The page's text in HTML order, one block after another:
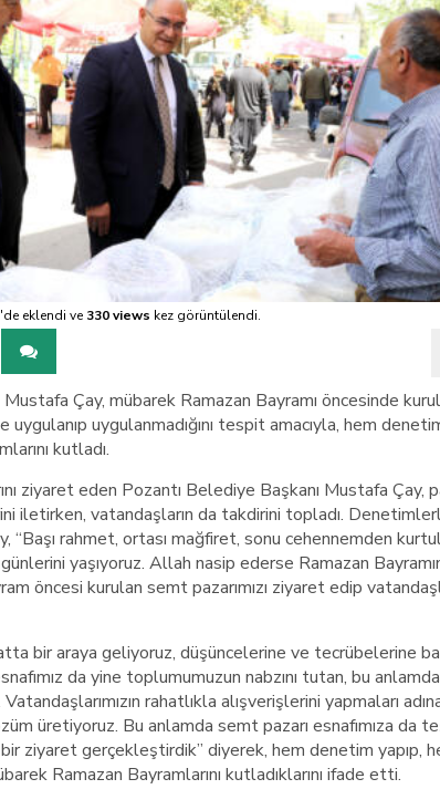
SEYHAN İLÇEMİZ BARBAROS MAHALLESİ’NDE
eklendi ve 330 views kez görüntülendi.
Çay, mübarek Ramazan Bayramı öncesinde
uygulanıp uygulanmadığını tespit amacıyla, hem
kutladı.
ziyaret eden Pozantı Belediye Başkanı Mustafa Çay,
iletirken, vatandaşların da takdirini topladı.
“Başı rahmet, ortası mağfiret, sonu cehennemden
yaşıyoruz. Allah nasip ederse Ramazan
öncesi kurulan semt pazarımızı ziyaret edip
bir araya geliyoruz, düşüncelerine ve tecrübelerine
da yine toplumumuzun nabzını tutan, bu
rahatlıkla alışverişlerini yapmaları
üretiyoruz. Bu anlamda semt pazarı esnafımıza da
ziyaret gerçekleştirdik” diyerek, hem denetim yapıp,
Ramazan Bayramlarını kutladıklarını ifade etti.